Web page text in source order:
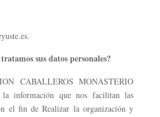
sus datos personales?
CABALLEROS MONASTERIO
información que nos facilitan las
el fin de Realizar la organización y